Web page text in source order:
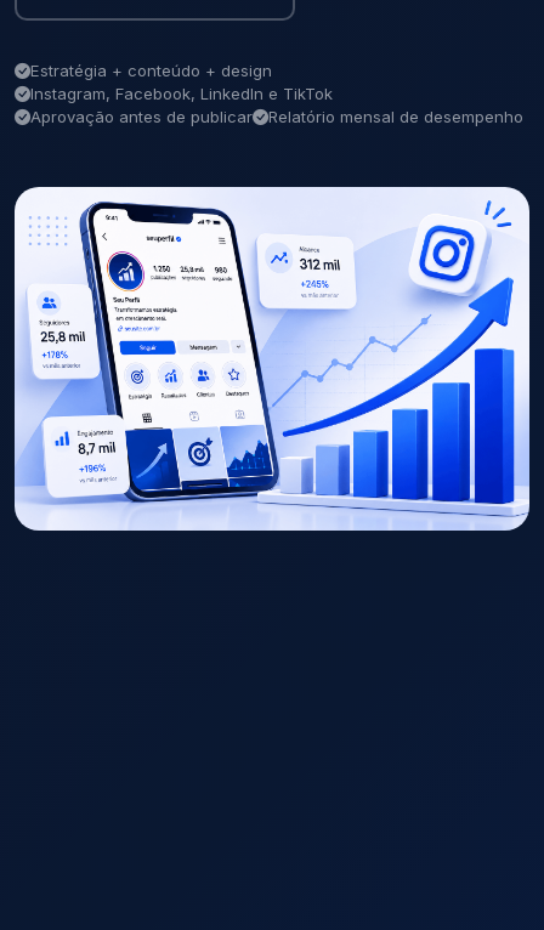
Estratégia + conteúdo + design
Instagram, Facebook, LinkedIn e TikTok
Aprovação antes de publicar
Relatório mensal de desempenho